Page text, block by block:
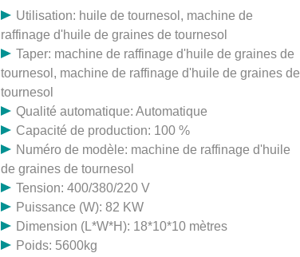
Utilisation: huile de tournesol, machine de
raffinage d'huile de graines de tournesol
Taper: machine de raffinage d'huile de graines de
tournesol, machine de raffinage d'huile de graines de
tournesol
Qualité automatique: Automatique
Capacité de production: 100 %
Numéro de modèle: machine de raffinage d'huile
de graines de tournesol
Tension: 400/380/220 V
Puissance (W): 82 KW
Dimension (L*W*H): 18*10*10 mètres
Poids: 5600kg